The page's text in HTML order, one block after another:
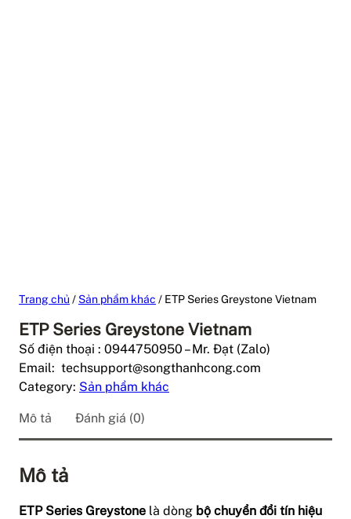
Trang chủ / Sản phẩm khác / ETP Series Greystone Vietnam
ETP Series Greystone Vietnam
Số điện thoại : 0944750950 – Mr. Đạt (Zalo)
Email: techsupport@songthanhcong.com
Category: Sản phẩm khác
Mô tả Đánh giá (0)
Mô tả
ETP Series Greystone là dòng bộ chuyển đổi tín hiệu